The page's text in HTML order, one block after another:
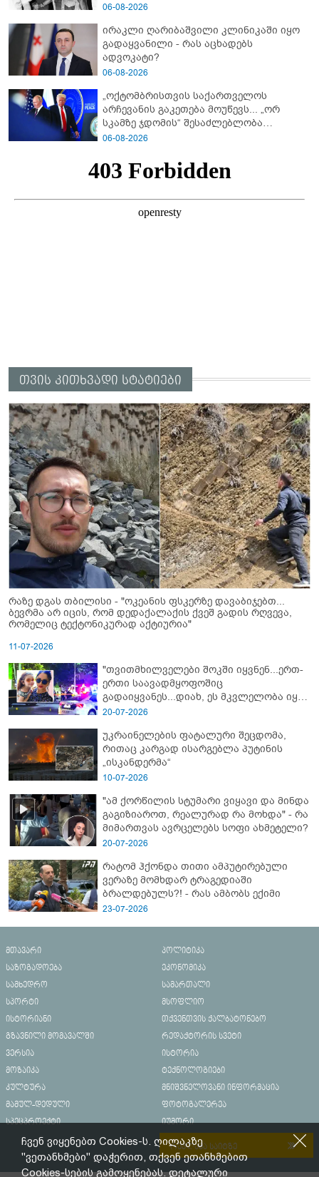
06-08-2026
ირაკლი ღარიბაშვილი კლინიკაში იყო
გადაყვანილი - რას აცხადებს
ადვოკატი?
06-08-2026
„ოქტომბრისთვის საქართველოს
არჩევანის გაკეთება მოუწევს... „ორ
სკამზე ჯდომის“ შესაძლებლობა
შეიძლება დასრულდეს“ - მირიან
06-08-2026
თვის კითხვადი სტატიები
რაზე დგას თბილისი - "ოკეანის ფსკერზე დავაბიჯებთ...
ბევრმა არ იცის, რომ დედაქალაქის ქვეშ გადის რღვევა,
რომელიც ტექტონიკურად აქტიურია"
11-07-2026
"თვითმხილველები შოკში იყვნენ...ერთ-
ერთი საავადმყოფოშიც
გადაიყვანეს...დიახ, ეს მკვლელობა იყო"
- გორში დატრიალებული ტრაგედიის
20-07-2026
უკრაინელების ფატალური შეცდომა,
რითაც კარგად ისარგებლა პუტინის
„ისკანდერმა“
10-07-2026
"ამ ქორწილის სტუმარი ვიყავი და მინდა
გაგიზიაროთ, რეალურად რა მოხდა" - რა
მიმართვას ავრცელებს სოფი ახმეტელი?
20-07-2026
რატომ ჰქონდა თითი ამპუტირებული
ვერაზე მომხდარ ტრაგედიაში
ბრალდებულს?! - რას ამბობს ექიმი
23-07-2026
მთავარი
პოლიტიკა
საზოგადოება
ეკონომიკა
სამხედრო
სამართალი
სპორტი
მსოფლიო
ისტორიანი
თქვენთვის ქალბატონებო
გზავნილი მომავალში
რედაქტორის სვეტი
ვერსია
ისტორია
მოზაიკა
ტექნოლოგიები
კულტურა
მნიშვნელოვანი ინფორმაცია
მამულ-დედული
ფოტოგალერეა
სპეცპროექტი
იუმორი
რეკლამა საიტზე
ჩვენ ვიყენებთ Cookies-ს. ღილაკზე
"ვეთანხმები" დაჭერით, თქვენ ეთანხმებით
Cookies-სების გამოყენებას. დეტალური